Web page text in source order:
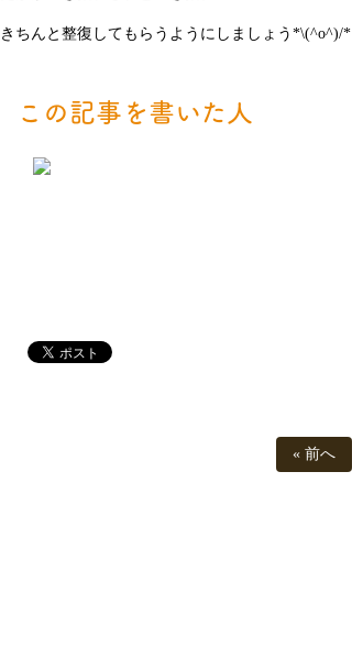
きちんと整復してもらうようにしましょう*\(^o^)/*
この記事を書いた人
« 前へ